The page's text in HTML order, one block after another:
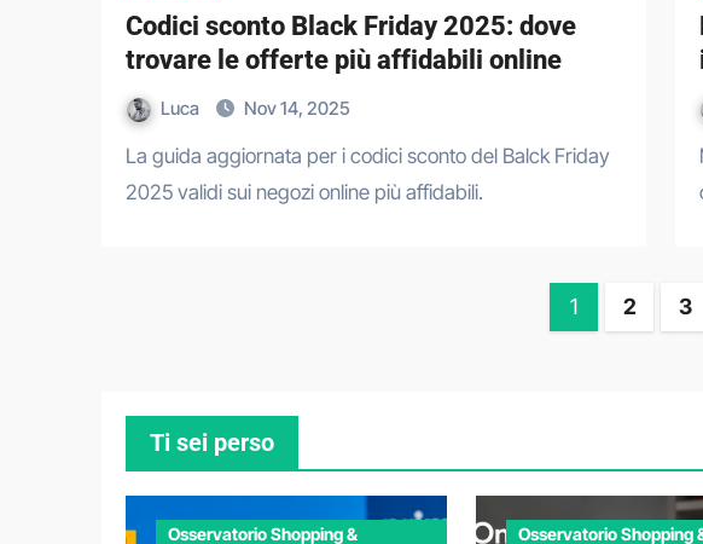
Codici sconto Black Friday 2025: dove
trovare le offerte più affidabili online
Luca Nov 14, 2025
La guida aggiornata per i codici sconto del Balck Friday
2025 validi sui negozi online più affidabili.
1 2 3
Ti sei perso
Osservatorio Shopping &
Osservatorio Shopping